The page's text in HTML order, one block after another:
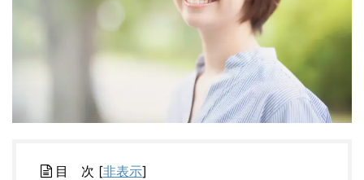
目 次 [非表示]